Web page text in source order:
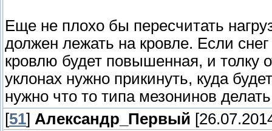
Еще не плохо бы пересчитать
должен лежать на кровле. Если
кровлю будет повышенная, и толку
уклонах нужно прикинуть, куда
нужно что то типа мезонинов
[51] Александр_Первый